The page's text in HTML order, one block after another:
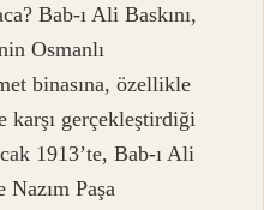
Bab-ı Ali Baskını,
Osmanlı
binasına, özellikle
karşı gerçekleştirdiği
1913’te, Bab-ı Ali
Nazım Paşa